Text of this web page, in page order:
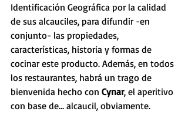
Identificación Geográfica por la calidad
de sus alcauciles, para difundir -en
conjunto- las propiedades,
características, historia y formas de
cocinar este producto. Además, en todos
los restaurantes, habrá un trago de
bienvenida hecho con Cynar, el aperitivo
con base de… alcaucil, obviamente.